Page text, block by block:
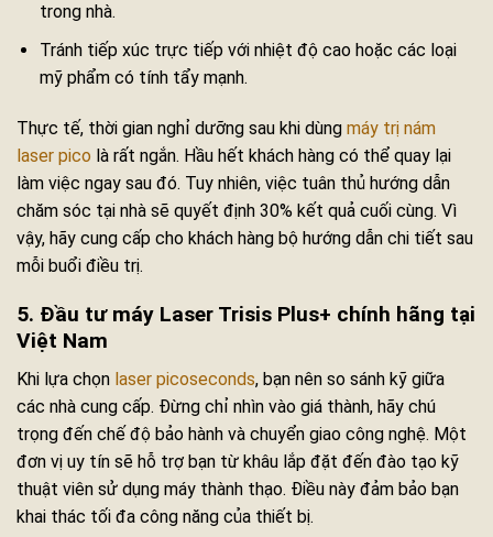
trong nhà.
Tránh tiếp xúc trực tiếp với nhiệt độ cao hoặc các loại
mỹ phẩm có tính tẩy mạnh.
Thực tế, thời gian nghỉ dưỡng sau khi dùng máy trị nám
laser pico là rất ngắn. Hầu hết khách hàng có thể quay lại
làm việc ngay sau đó. Tuy nhiên, việc tuân thủ hướng dẫn
chăm sóc tại nhà sẽ quyết định 30% kết quả cuối cùng. Vì
vậy, hãy cung cấp cho khách hàng bộ hướng dẫn chi tiết sau
mỗi buổi điều trị.
5. Đầu tư máy Laser Trisis Plus+ chính hãng tại
Việt Nam
Khi lựa chọn laser picoseconds, bạn nên so sánh kỹ giữa
các nhà cung cấp. Đừng chỉ nhìn vào giá thành, hãy chú
trọng đến chế độ bảo hành và chuyển giao công nghệ. Một
đơn vị uy tín sẽ hỗ trợ bạn từ khâu lắp đặt đến đào tạo kỹ
thuật viên sử dụng máy thành thạo. Điều này đảm bảo bạn
khai thác tối đa công năng của thiết bị.